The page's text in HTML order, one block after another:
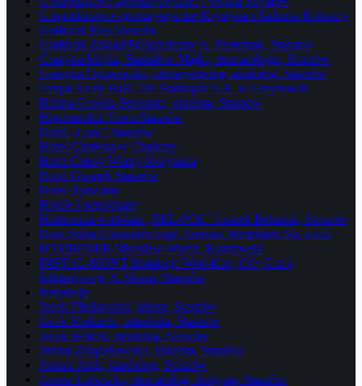
Gospodarstwo agroturystyczne Krystyna i Tadeusz Kubaccy
Grafdruk Plus Staszów
Grafdruk Zakład Poligraficzny A. Pasternak, Staszów
Grażyna Majka, Stanisław Majka, stomatologia, Staszów
Grażyna Ogonowska, otolaryngolog, audiolog, Staszów
Grupa Azoty KiZCHS Siarkopol S.A. w Grzybowie
Halina Gawlik-Serwatka, okulista, Staszów
Hipermarket Tesco Staszów
Hotel „Lord” Staszów
Hotel Chańcza w Chańczy
Hotel Cztery Wiatry Korytnica
Hotel Gwarek Staszów
Hotel Rytwiany
Hotele i pensjonaty
Hurtownia wod-kan „BEL-POL” Leszek Belusiak, Staszów
Huta Szkła Gospodarczego Tadeusz Wrześniak Sp. z o.o.
HYDROMIR Mirosław Wyraz, Kurozwęki
INSTAL-MONT Instalacje Wod-Kan, CO, Gaz i
Klimatyzacji, S. Skuza, Staszów
Instytucje
Jacek Fijałkowski, lekarz, Staszów
Jacek Kiełtucki, internista, Staszów
Jacek Wójcik, neurolog, Staszów
Janina Zajączkowska, okulista, Staszów
Janusz Janik, kardiolog, Staszów
Janusz Lubaszka, stomatolog, dentysta, Staszów